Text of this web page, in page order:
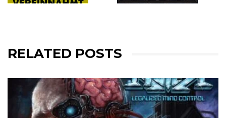
RELATED POSTS